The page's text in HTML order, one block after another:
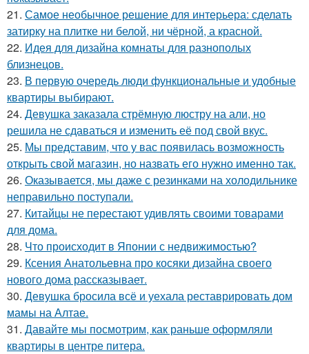
21. Самое необычное решение для интерьера: сделать
затирку на плитке ни белой, ни чёрной, а красной.
22. Идея для дизайна комнаты для разнополых
близнецов.
23. В первую очередь люди функциональные и удобные
квартиры выбирают.
24. Девушка заказала стрёмную люстру на али, но
решила не сдаваться и изменить её под свой вкус.
25. Мы представим, что у вас появилась возможность
открыть свой магазин, но назвать его нужно именно так.
26. Оказывается, мы даже с резинками на холодильнике
неправильно поступали.
27. Китайцы не перестают удивлять своими товарами
для дома.
28. Что происходит в Японии с недвижимостью?
29. Ксения Анатольевна про косяки дизайна своего
нового дома рассказывает.
30. Девушка бросила всё и уехала реставрировать дом
мамы на Алтае.
31. Давайте мы посмотрим, как раньше оформляли
квартиры в центре питера.